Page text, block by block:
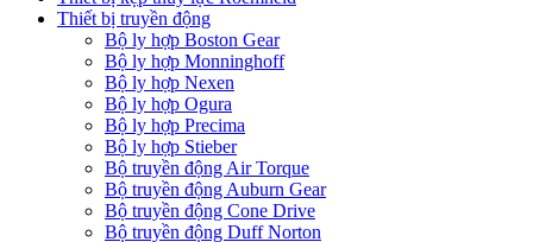
Thiết bị truyền động
Bộ ly hợp Boston Gear
Bộ ly hợp Monninghoff
Bộ ly hợp Nexen
Bộ ly hợp Ogura
Bộ ly hợp Precima
Bộ ly hợp Stieber
Bộ truyền động Air Torque
Bộ truyền động Auburn Gear
Bộ truyền động Cone Drive
Bộ truyền động Duff Norton